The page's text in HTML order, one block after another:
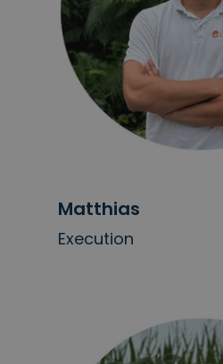
Matthias
Execution